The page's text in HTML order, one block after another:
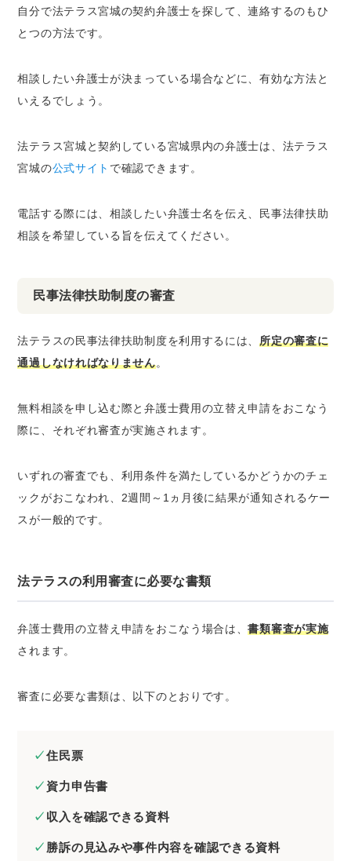
自分で法テラス宮城の契約弁護士を探して、連絡するのもひ
とつの方法です。
相談したい弁護士が決まっている場合などに、有効な方法と
いえるでしょう。
法テラス宮城と契約している宮城県内の弁護士は、法テラス
宮城の公式サイト で確認できます。
電話する際には、相談したい弁護士名を伝え、民事法律扶助
相談を希望している旨を伝えてください。
民事法律扶助制度の審査
法テラスの民事法律扶助制度を利用するには、所定の審査に
通過しなければなりません。
無料相談を申し込む際と弁護士費用の立替え申請をおこなう
際に、それぞれ審査が実施されます。
いずれの審査でも、利用条件を満たしているかどうかのチェ
ックがおこなわれ、2週間～1ヵ月後に結果が通知されるケー
スが一般的です。
法テラスの利用審査に必要な書類
弁護士費用の立替え申請をおこなう場合は、書類審査が実施
されます。
審査に必要な書類は、以下のとおりです。
住民票
資力申告書
収入を確認できる資料
勝訴の見込みや事件内容を確認できる資料